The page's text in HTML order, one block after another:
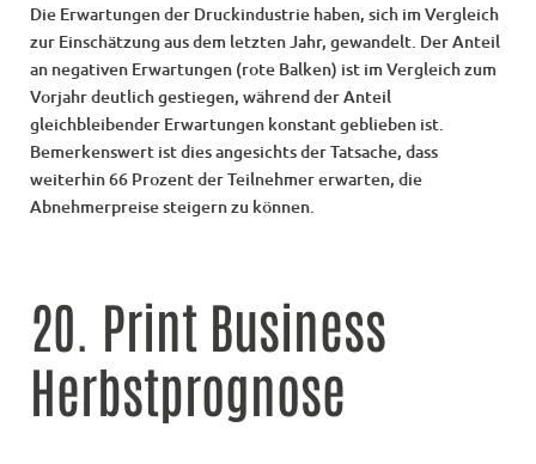
Die Erwartungen der Druckindustrie haben, sich im Vergleich
zur Einschätzung aus dem letzten Jahr, gewandelt. Der Anteil
an negativen Erwartungen (rote Balken) ist im Vergleich zum
Vorjahr deutlich gestiegen, während der Anteil
gleichbleibender Erwartungen konstant geblieben ist.
Bemerkenswert ist dies angesichts der Tatsache, dass
weiterhin 66 Prozent der Teilnehmer erwarten, die
Abnehmerpreise steigern zu können.
20. Print Business
Herbstprognose